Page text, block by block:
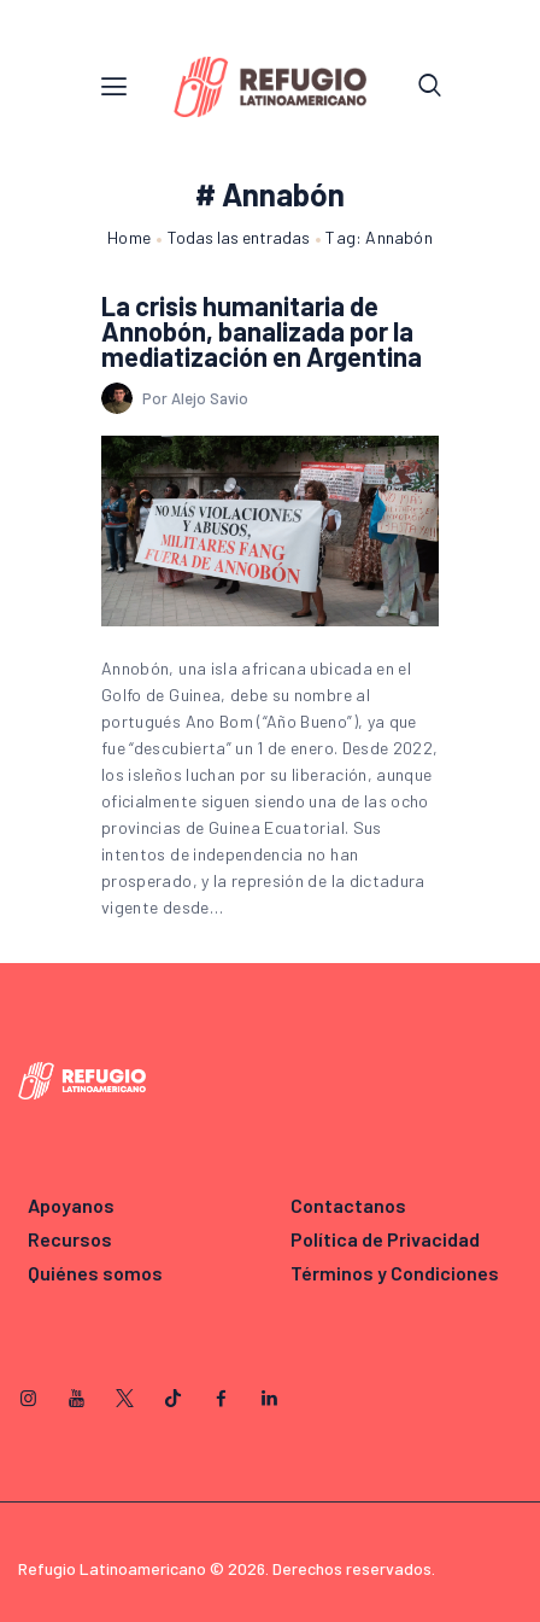
# Annabón
Home Todas las entradas Tag: Annabón
La crisis humanitaria de
Annobón, banalizada por la
mediatización en Argentina
Por Alejo Savio
Annobón, una isla africana ubicada en el
Golfo de Guinea, debe su nombre al
portugués Ano Bom (“Año Bueno”), ya que
fue “descubierta” un 1 de enero. Desde 2022,
los isleños luchan por su liberación, aunque
oficialmente siguen siendo una de las ocho
provincias de Guinea Ecuatorial. Sus
intentos de independencia no han
prosperado, y la represión de la dictadura
vigente desde…
Apoyanos
Recursos
Quiénes somos
Contactanos
Política de Privacidad
Términos y Condiciones
Refugio Latinoamericano © 2026. Derechos reservados.